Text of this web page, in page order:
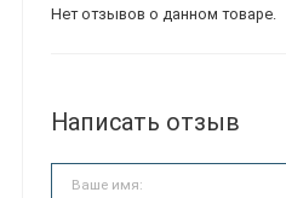
Нет отзывов о данном товаре.
Написать отзыв